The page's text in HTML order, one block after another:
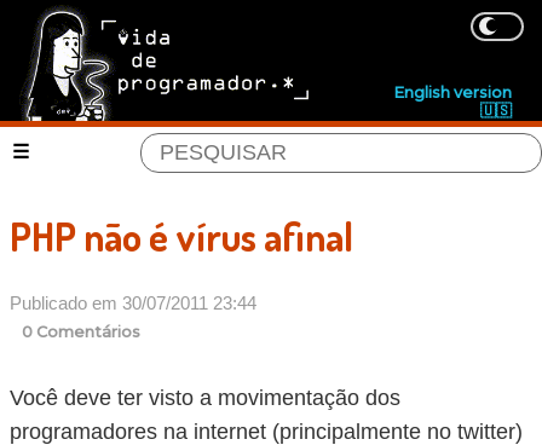
English version
🇺🇸
PHP não é vírus afinal
Publicado em 30/07/2011 23:44
0 Comentários
Você deve ter visto a movimentação dos
programadores na internet (principalmente no twitter)